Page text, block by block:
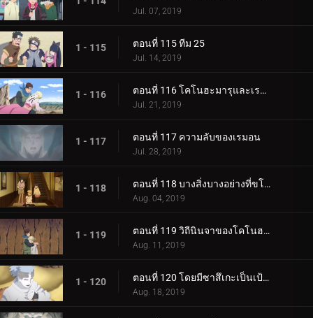
Jul. 07, 2019
1 - 115 ตอนที่ 115 ทีม 25
Jul. 14, 2019
1 - 116 ตอนที่ 116 โคโนฮะมารุและเรมอน
Jul. 21, 2019
1 - 117 ตอนที่ 117 ความลับของเรมอน
Jul. 28, 2019
1 - 118 ตอนที่ 118 บางสิ่งบางอย่างที่ขโมยความทรงจำ
Aug. 04, 2019
1 - 119 ตอนที่ 119 วิถีนินจาของโคโนฮะมารุ
Aug. 11, 2019
1 - 120 ตอนที่ 120 โดยมีซาสึเกะเป็นเป้าหมาย
Aug. 18, 2019